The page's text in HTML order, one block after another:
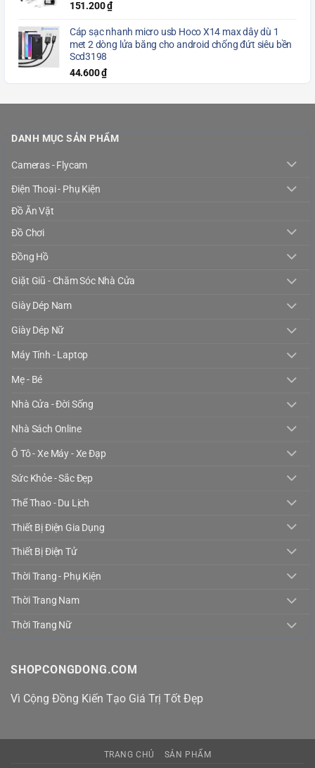
151.200₫
Cáp sạc nhanh micro usb Hoco X14 max dây dù 1
met 2 dòng lửa băng cho android chống đứt siêu bền
Scd3198
44.600₫
DANH MỤC SẢN PHẨM
Cameras - Flycam
Điện Thoại - Phụ Kiện
Đồ Ăn Vặt
Đồ Chơi
Đồng Hồ
Giặt Giũ - Chăm Sóc Nhà Cửa
Giày Dép Nam
Giày Dép Nữ
Máy Tính - Laptop
Mẹ - Bé
Nhà Cửa - Đời Sống
Nhà Sách Online
Ô Tô - Xe Máy - Xe Đạp
Sức Khỏe - Sắc Đẹp
Thể Thao - Du Lịch
Thiết Bị Điện Gia Dụng
Thiết Bị Điện Tử
Thời Trang - Phụ Kiện
Thời Trang Nam
Thời Trang Nữ
SHOPCONGDONG.COM
Vì Cộng Đồng Kiến Tạo Giá Trị Tốt Đẹp
TRANG CHỦ SẢN PHẨM